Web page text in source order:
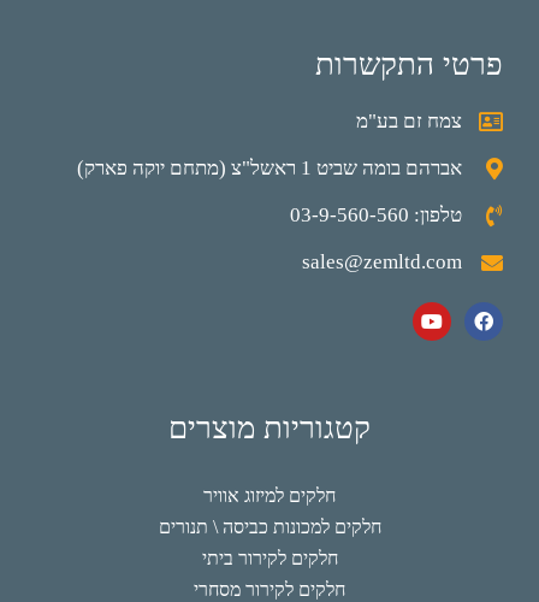
פרטי התקשרות
צמח זם בע"מ
אברהם בומה שביט 1 ראשל"צ (מתחם יוקה פארק)
טלפון: 03-9-560-560
sales@zemltd.com
קטגוריות מוצרים
חלקים למיזוג אוויר
חלקים למכונות כביסה \ תנורים
חלקים לקירור ביתי
חלקים לקירור מסחרי